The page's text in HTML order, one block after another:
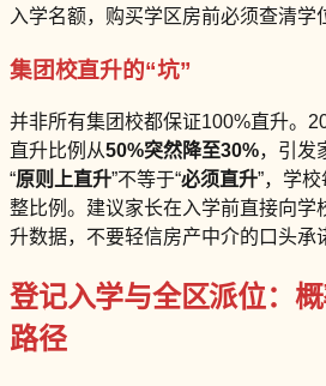
入学名额，购买学区房前必须查清学
集团校直升的“坑”
并非所有集团校都保证100%直升。
直升比例从50%突然降至30%，引发
“原则上直升”不等于“必须直升”，学
整比例。建议家长在入学前直接向学
升数据，不要轻信房产中介的口头承
登记入学与全区派位：
路径